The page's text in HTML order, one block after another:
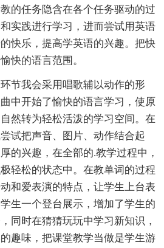
的任务隐含在各个任务驱动的过
实践进行学习，进而尝试用英语
快乐，提高学英语的兴趣。把快
快的语言范围。
我会采用唱歌辅以动作的形
中开始了愉快的语言学习，使原
然转为轻松活泼的学习空间。在
试把声音、图片、动作结合起
的兴趣，在全部的.教学过程中，
轻松的状态中。在教单词的过程
和爱表演的特点，让学生上台表
生一个登台展示，增加了学生的
同时在猜猜玩玩中学习新知识，
趣味，把课堂教学当做是学生游